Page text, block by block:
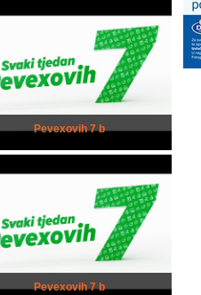
Pevexovih 7 b
Pevexovih 7 b